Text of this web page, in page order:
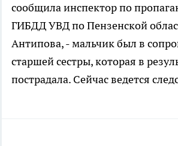
сообщила инспектор по
ГИБДД УВД по Пензенской
Антипова, - мальчик был в
старшей сестры, которая в
пострадала. Сейчас ведется